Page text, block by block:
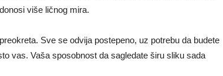
više ličnog mira.
Sve se odvija postepeno, uz potrebu da budete
vas. Vaša sposobnost da sagledate širu sliku sada